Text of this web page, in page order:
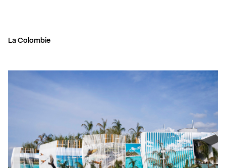
La Colombie